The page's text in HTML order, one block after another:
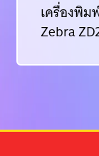
เครื่องพิม
Zebra